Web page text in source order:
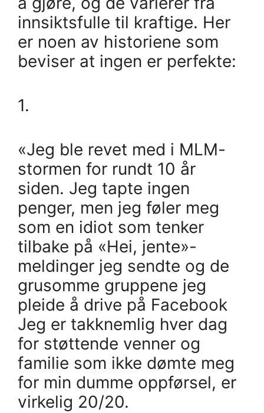
innsiktsfulle til kraftige. Her
er noen av historiene som
beviser at ingen er perfekte:
1.
«Jeg ble revet med i MLM-
stormen for rundt 10 år
siden. Jeg tapte ingen
penger, men jeg føler meg
som en idiot som tenker
tilbake på «Hei, jente»-
meldinger jeg sendte og de
grusomme gruppene jeg
pleide å drive på Facebook
Jeg er takknemlig hver dag
for støttende venner og
familie som ikke dømte meg
for min dumme oppførsel, er
virkelig 20/20.